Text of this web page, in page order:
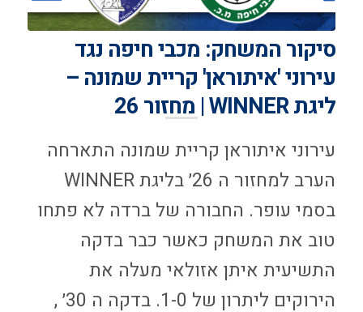
סיקור המשחק: מכבי חיפה נגד
עירוני 'איתוראן' קריית שמונה –
ליגת WINNER | מחזור 26
עירוני איתוראן קריית שמונה התארחה
הערב למחזור ה 26׳ בליגת WINNER
בסמי עופר. החבורה של ברדה לא פתחו
טוב את המשחק כאשר כבר בדקה
התשיעית איתן אזולאי מעלה את
הירוקים ליתרון של 1-0. בדקה ה 30׳ ,